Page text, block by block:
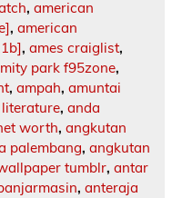
, american
, american
, ames craiglist,
park f95zone,
, ampah, amuntai
, anda
worth, angkutan
palembang, angkutan
tumblr, antar
, anteraja